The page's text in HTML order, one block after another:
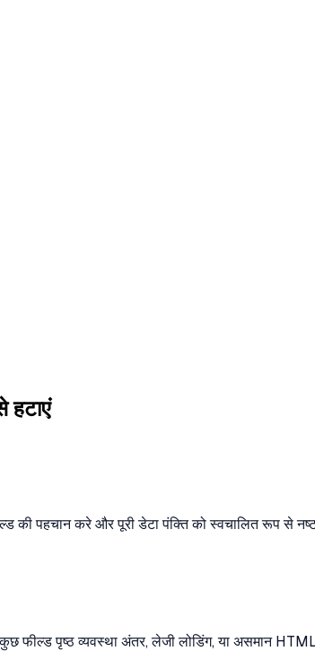
हटाएं
की पहचान करे और पूरी डेटा पंक्ति को स्वचालित रूप से
फील्ड पृष्ठ व्यवस्था अंतर, लेजी लोडिंग, या असमान